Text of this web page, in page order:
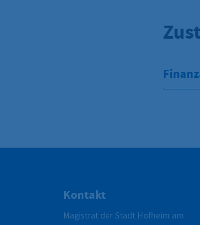
Kontakt
Magistrat der Stadt Hofheim am